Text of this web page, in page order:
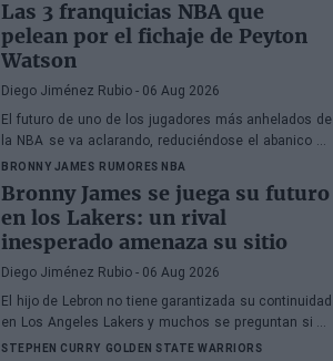
Las 3 franquicias NBA que
pelean por el fichaje de Peyton
Watson
Diego Jiménez Rubio - 06 Aug 2026
El futuro de uno de los jugadores más anhelados de
la NBA se va aclarando, reduciéndose el abanico de
franquicias candidatas a tres.
BRONNY JAMES RUMORES NBA
Bronny James se juega su futuro
en los Lakers: un rival
inesperado amenaza su sitio
Diego Jiménez Rubio - 06 Aug 2026
El hijo de Lebron no tiene garantizada su continuidad
en Los Angeles Lakers y muchos se preguntan si ha
hecho méritos para seguir en la NBA.
STEPHEN CURRY GOLDEN STATE WARRIORS